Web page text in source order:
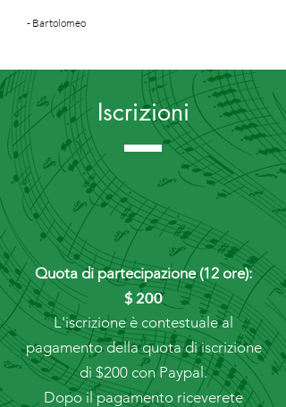
- Bartolomeo
Iscrizioni
Quota di partecipazione (12 ore):
$ 200
L'iscrizione è contestuale al
pagamento della quota di iscrizione
di $200 con Paypal.
Dopo il pagamento riceverete